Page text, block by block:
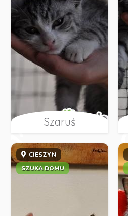
Szaruś
CIESZYN
SZUKA DOMU